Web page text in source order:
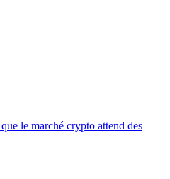
le marché crypto attend des